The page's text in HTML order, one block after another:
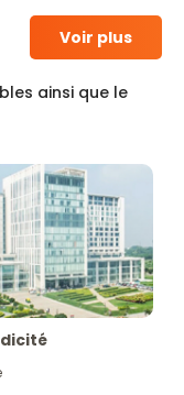
Voir plus
ainsi que le